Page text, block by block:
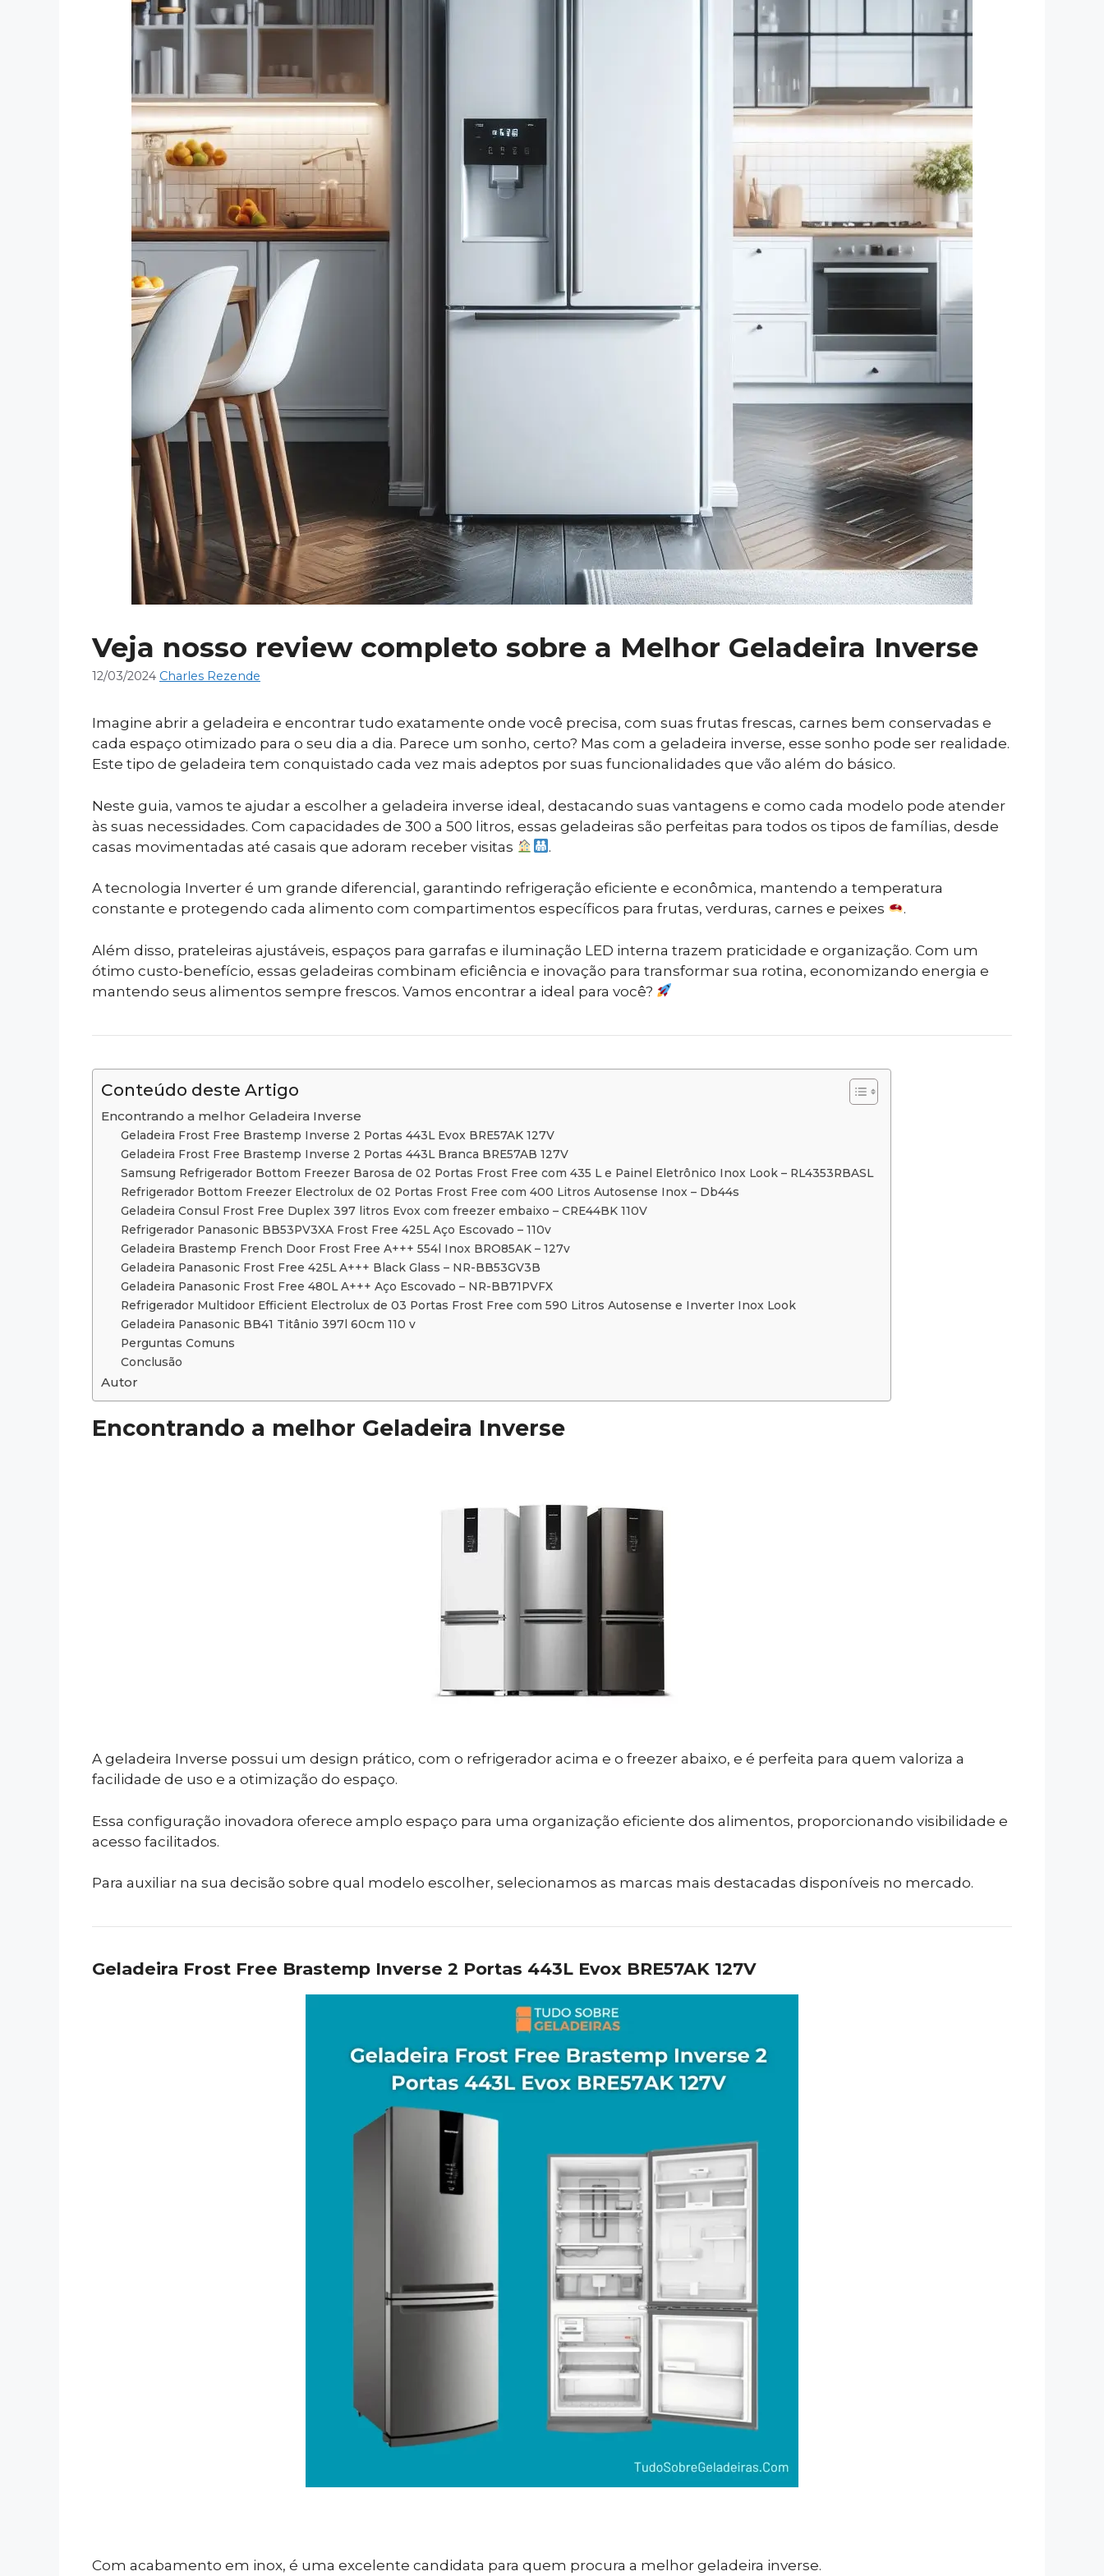
Veja nosso review completo sobre a Melhor Geladeira Inverse
12/03/2024 Charles Rezende
Imagine abrir a geladeira e encontrar tudo exatamente onde você precisa, com suas frutas frescas, carnes bem conservadas e
cada espaço otimizado para o seu dia a dia. Parece um sonho, certo? Mas com a geladeira inverse, esse sonho pode ser realidade.
Este tipo de geladeira tem conquistado cada vez mais adeptos por suas funcionalidades que vão além do básico.
Neste guia, vamos te ajudar a escolher a geladeira inverse ideal, destacando suas vantagens e como cada modelo pode atender
às suas necessidades. Com capacidades de 300 a 500 litros, essas geladeiras são perfeitas para todos os tipos de famílias, desde
casas movimentadas até casais que adoram receber visitas
.
A tecnologia Inverter é um grande diferencial, garantindo refrigeração eficiente e econômica, mantendo a temperatura
constante e protegendo cada alimento com compartimentos específicos para frutas, verduras, carnes e peixes
.
Além disso, prateleiras ajustáveis, espaços para garrafas e iluminação LED interna trazem praticidade e organização. Com um
ótimo custo-benefício, essas geladeiras combinam eficiência e inovação para transformar sua rotina, economizando energia e
mantendo seus alimentos sempre frescos. Vamos encontrar a ideal para você?
Conteúdo deste Artigo
Encontrando a melhor Geladeira Inverse
Geladeira Frost Free Brastemp Inverse 2 Portas 443L Evox BRE57AK 127V
Geladeira Frost Free Brastemp Inverse 2 Portas 443L Branca BRE57AB 127V
Samsung Refrigerador Bottom Freezer Barosa de 02 Portas Frost Free com 435 L e Painel Eletrônico Inox Look – RL4353RBASL
Refrigerador Bottom Freezer Electrolux de 02 Portas Frost Free com 400 Litros Autosense Inox – Db44s
Geladeira Consul Frost Free Duplex 397 litros Evox com freezer embaixo – CRE44BK 110V
Refrigerador Panasonic BB53PV3XA Frost Free 425L Aço Escovado – 110v
Geladeira Brastemp French Door Frost Free A+++ 554l Inox BRO85AK – 127v
Geladeira Panasonic Frost Free 425L A+++ Black Glass – NR-BB53GV3B
Geladeira Panasonic Frost Free 480L A+++ Aço Escovado – NR-BB71PVFX
Refrigerador Multidoor Efficient Electrolux de 03 Portas Frost Free com 590 Litros Autosense e Inverter Inox Look
Geladeira Panasonic BB41 Titânio 397l 60cm 110 v
Perguntas Comuns
Conclusão
Autor
Encontrando a melhor Geladeira Inverse
A geladeira Inverse possui um design prático, com o refrigerador acima e o freezer abaixo, e é perfeita para quem valoriza a
facilidade de uso e a otimização do espaço.
Essa configuração inovadora oferece amplo espaço para uma organização eficiente dos alimentos, proporcionando visibilidade e
acesso facilitados.
Para auxiliar na sua decisão sobre qual modelo escolher, selecionamos as marcas mais destacadas disponíveis no mercado.
Geladeira Frost Free Brastemp Inverse 2 Portas 443L Evox BRE57AK 127V
Com acabamento em inox, é uma excelente candidata para quem procura a melhor geladeira inverse.